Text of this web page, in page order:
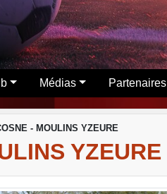
Médias Partenaires
- MOULINS YZEURE
YZEURE